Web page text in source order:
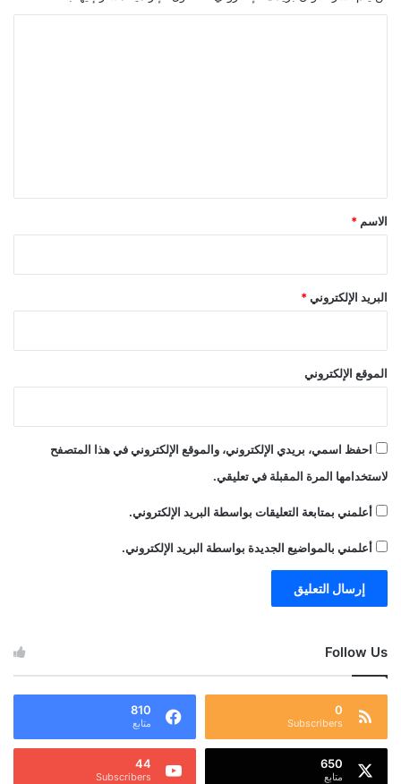
*
الاسم *
البريد الإلكتروني*
الموقع الإلكتروني
احفظ اسمي، بريدي الإلكتروني، والموقع الإلكتروني في هذا المتصفح
لاستخدامها المرة المقبلة في تعليقي.
أعلمني بمتابعة التعليقات بواسطة البريد الإلكتروني.
أعلمني بالمواضيع الجديدة بواسطة البريد الإلكتروني.
Follow Us
0
Subscribers
810
متابع
650
متابع
44
Subscribers